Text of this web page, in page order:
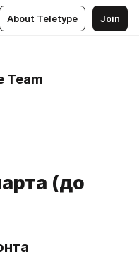
About Teletype Join
Team
(до